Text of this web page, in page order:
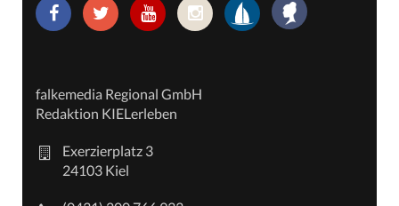
falkemedia Regional GmbH
Redaktion KIELerleben
Exerzierplatz 3
24103 Kiel